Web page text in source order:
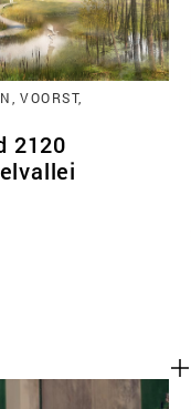
VOORST,
2120